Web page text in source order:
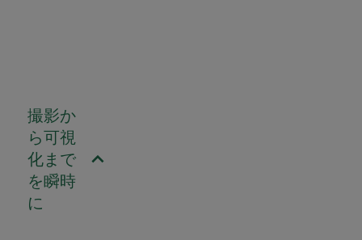
撮影か
ら可視
化まで
を瞬時
に